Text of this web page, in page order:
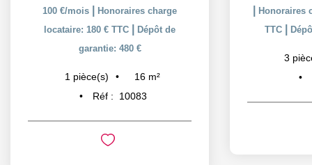
100 €/mois
Honoraires charge
locataire: 180 € TTC
Dépôt de
garantie: 480 €
1 pièce(s) 16 m²
Réf :
10083
Honoraires
TTC
3